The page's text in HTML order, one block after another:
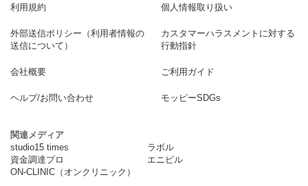
利用規約 個人情報取り扱い
外部送信ポリシー（利用者情報の
送信について）
カスタマーハラスメントに対する
行動指針
会社概要 ご利用ガイド
ヘルプ/お問い合わせ モッピーSDGs
関連メディア
studio15 times
ラボル
資金調達プロ
エニピル
ON-CLINIC（オンクリニック）